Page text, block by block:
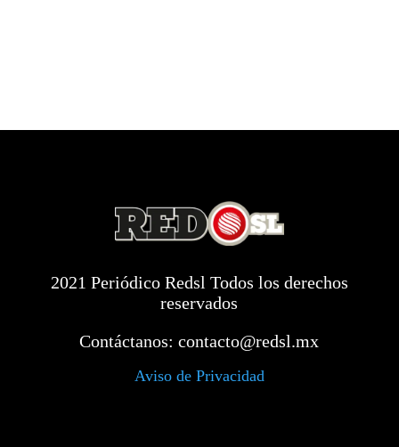
2021 Periódico Redsl Todos los derechos
reservados
Contáctanos:contacto@redsl.mx
Aviso de Privacidad